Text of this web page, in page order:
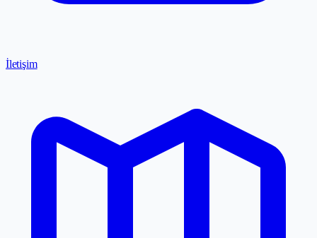
İletişim